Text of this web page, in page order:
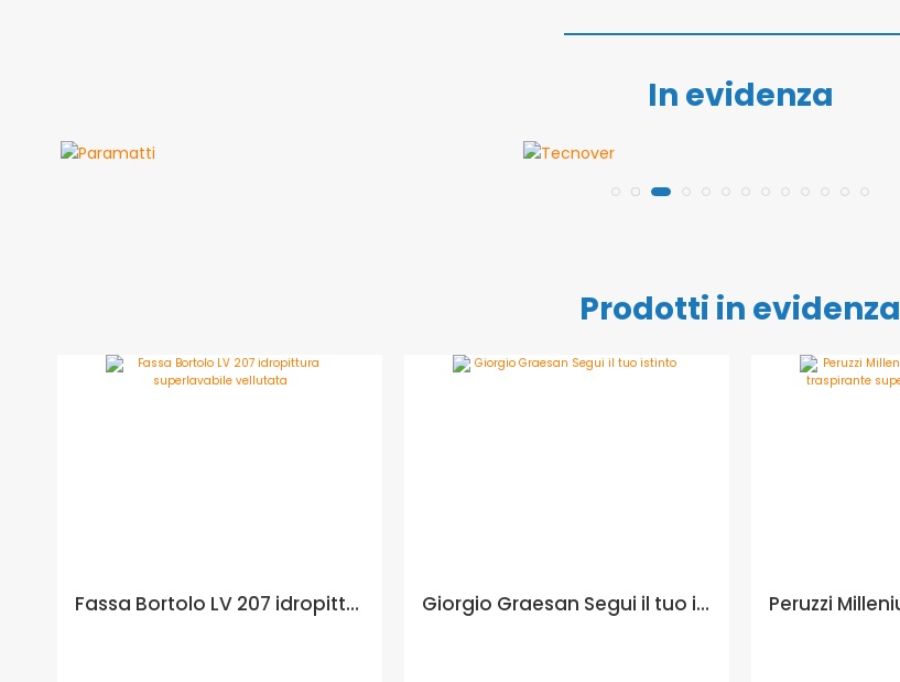
In evidenza
Prodotti in evidenza
Fassa Bortolo LV 207 idropittura superlavabile vellutata - Formato in litri: 4 lt Giorgio Graesan Segui il tuo istinto - Formato in kg: 4 kg